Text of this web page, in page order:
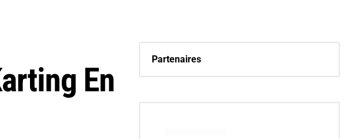
En
Partenaires